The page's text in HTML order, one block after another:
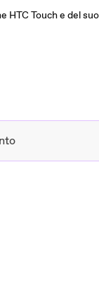
Touch e del